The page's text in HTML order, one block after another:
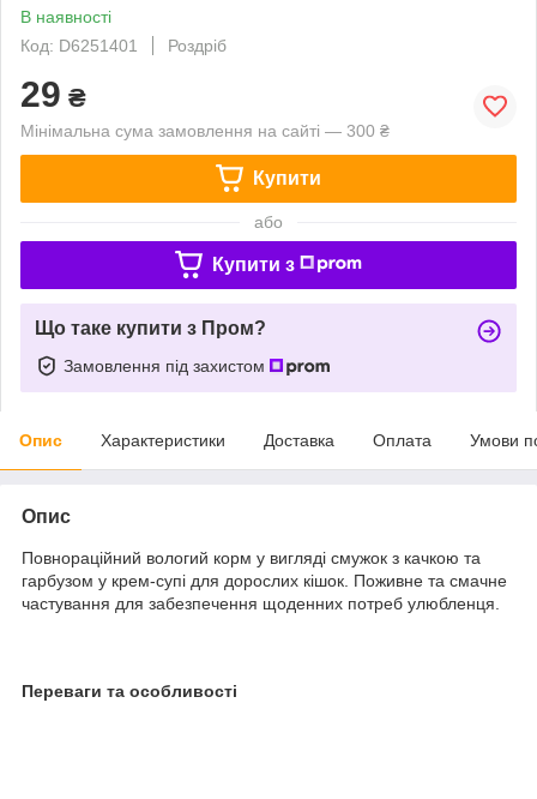
В наявності
Код: D6251401
Роздріб
29 ₴
Мінімальна сума замовлення на сайті — 300 ₴
Купити
або
Купити з
Що таке купити з Пром?
Замовлення під захистом
Опис Характеристики Доставка Оплата Умови
Опис
Повнораційний вологий корм у вигляді смужок з качкою та
гарбузом у крем-супі для дорослих кішок. Поживне та смачне
частування для забезпечення щоденних потреб улюбленця.
Переваги та особливості